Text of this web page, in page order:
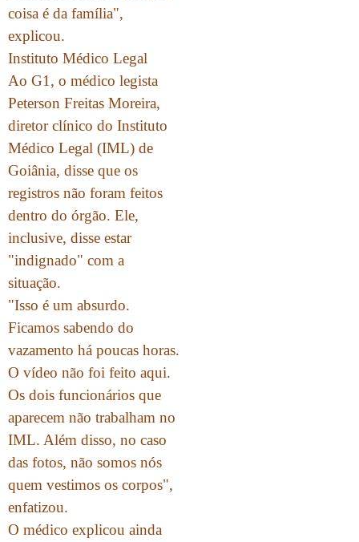
coisa é da família",
explicou.
Instituto Médico Legal
Ao G1, o médico legista
Peterson Freitas Moreira,
diretor clínico do Instituto
Médico Legal (IML) de
Goiânia, disse que os
registros não foram feitos
dentro do órgão. Ele,
inclusive, disse estar
"indignado" com a
situação.
"Isso é um absurdo.
Ficamos sabendo do
vazamento há poucas horas.
O vídeo não foi feito aqui.
Os dois funcionários que
aparecem não trabalham no
IML. Além disso, no caso
das fotos, não somos nós
quem vestimos os corpos",
enfatizou.
O médico explicou ainda